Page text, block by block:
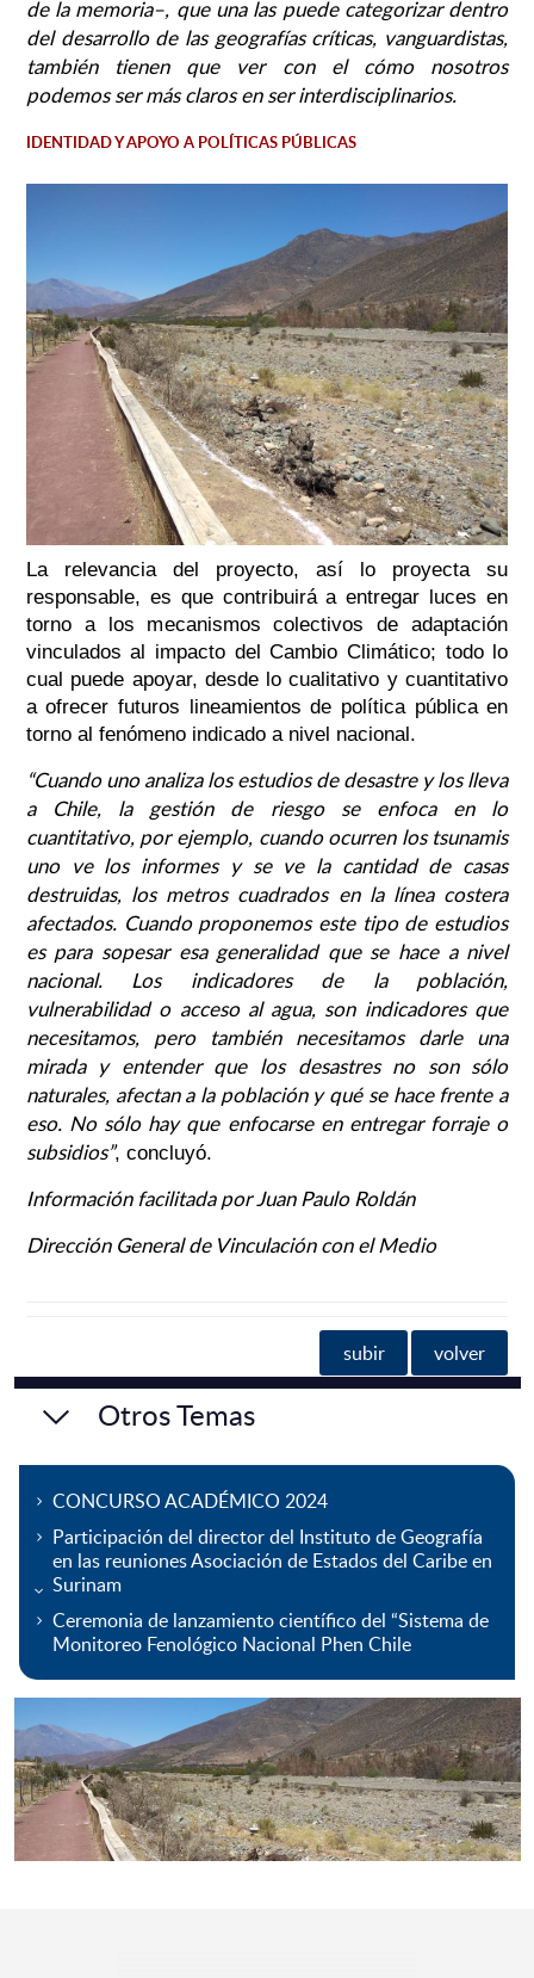
de la memoria–, que una las puede categorizar dentro
del desarrollo de las geografías críticas, vanguardistas,
también tienen que ver con el cómo nosotros
podemos ser más claros en ser interdisciplinarios.
IDENTIDAD Y APOYO A POLÍTICAS PÚBLICAS
La relevancia del proyecto, así lo proyecta su
responsable, es que contribuirá a entregar luces en
torno a los mecanismos colectivos de adaptación
vinculados al impacto del Cambio Climático; todo lo
cual puede apoyar, desde lo cualitativo y cuantitativo
a ofrecer futuros lineamientos de política pública en
torno al fenómeno indicado a nivel nacional.
“Cuando uno analiza los estudios de desastre y los lleva
a Chile, la gestión de riesgo se enfoca en lo
cuantitativo, por ejemplo, cuando ocurren los tsunamis
uno ve los informes y se ve la cantidad de casas
destruidas, los metros cuadrados en la línea costera
afectados. Cuando proponemos este tipo de estudios
es para sopesar esa generalidad que se hace a nivel
nacional. Los indicadores de la población,
vulnerabilidad o acceso al agua, son indicadores que
necesitamos, pero también necesitamos darle una
mirada y entender que los desastres no son sólo
naturales, afectan a la población y qué se hace frente a
eso. No sólo hay que enfocarse en entregar forraje o
subsidios”, concluyó.
Información facilitada por Juan Paulo Roldán
Dirección General de Vinculación con el Medio
subir volver
Otros Temas
CONCURSO ACADÉMICO 2024
Participación del director del Instituto de Geografía
en las reuniones Asociación de Estados del Caribe en
Surinam
Ceremonia de lanzamiento científico del “Sistema de
Monitoreo Fenológico Nacional Phen Chile